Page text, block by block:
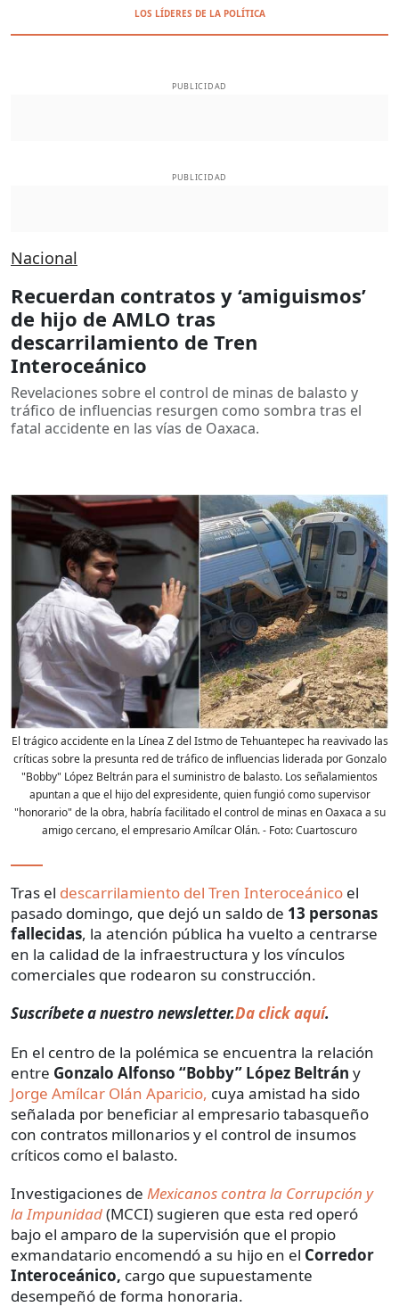
LOS LÍDERES DE LA POLÍTICA
PUBLICIDAD
PUBLICIDAD
Nacional
Recuerdan contratos y ‘amiguismos’
de hijo de AMLO tras
descarrilamiento de Tren
Interoceánico
Revelaciones sobre el control de minas de balasto y
tráfico de influencias resurgen como sombra tras el
fatal accidente en las vías de Oaxaca.
El trágico accidente en la Línea Z del Istmo de Tehuantepec ha reavivado las
críticas sobre la presunta red de tráfico de influencias liderada por Gonzalo
"Bobby" López Beltrán para el suministro de balasto. Los señalamientos
apuntan a que el hijo del expresidente, quien fungió como supervisor
"honorario" de la obra, habría facilitado el control de minas en Oaxaca a su
amigo cercano, el empresario Amílcar Olán.- Foto:Cuartoscuro
Tras el descarrilamiento del Tren Interoceánico el
pasado domingo, que dejó un saldo de 13 personas
fallecidas, la atención pública ha vuelto a centrarse
en la calidad de la infraestructura y los vínculos
comerciales que rodearon su construcción.
Suscríbete a nuestro newsletter.Da click aquí.
En el centro de la polémica se encuentra la relación
entre Gonzalo Alfonso “Bobby” López Beltrán y
Jorge Amílcar Olán Aparicio, cuya amistad ha sido
señalada por beneficiar al empresario tabasqueño
con contratos millonarios y el control de insumos
críticos como el balasto.
Investigaciones de Mexicanos contra la Corrupción y
la Impunidad(MCCI) sugieren que esta red operó
bajo el amparo de la supervisión que el propio
exmandatario encomendó a su hijo en el Corredor
Interoceánico, cargo que supuestamente
desempeñó de forma honoraria.